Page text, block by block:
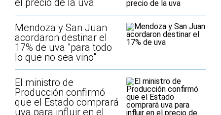
el precio de la uva
Mendoza y San Juan
acordaron destinar el
17% de uva "para todo
lo que no sea vino"
El ministro de
Producción confirmó
que el Estado comprará
uva para influir en el